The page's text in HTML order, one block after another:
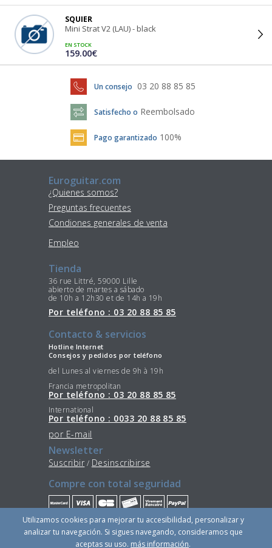
SQUIER
Mini Strat V2 (LAU) - black
EN STOCK
159.00€
Un consejo 03 20 88 85 85
Satisfecho o Reembolsado
Pago garantizado 100%
Euroguitar.com
¿Quienes somos?
Preguntas frecuentes
Condiones generales de venta
Empleo
Tienda
36 rue Littré, 59000 Lille
abierto de martes a sábado
de 10h a 12h30 et de 14h a 19h
Por teléfono : 03 20 88 85 85
Contacto & servicios
Hotline Internet
Consejos y pedidos por teléfono
del Lunes al viernes de 9h à 19h
Francia metropolitan
Por teléfono : 03 20 88 85 85
International
Por teléfono : 0033 20 88 85 85
por E-mail
Newsletter
Suscribir / Desinscribirse
Compre con total seguridad
Quédese conectado
Utilizamos cookies para mejorar tu accesibilidad, personalizar y
analizar tu navegación. Si sigues navegando, consideramos que
aceptas su uso. más información.